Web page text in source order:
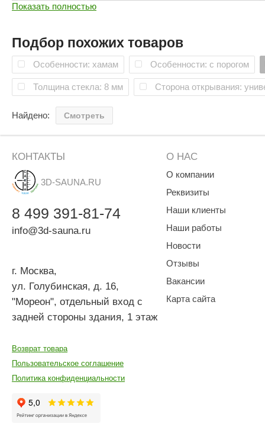
Доступная стоимость. Цена на стеклянные двери
При сильном нагреве с дверью ничего не случится, даже
Характеристики:
Показать полностью
Подбор похожих товаров
Особенности: хамам Особенности: с порогом
Толщина стекла: 8 мм Сторона открывания:
Найдено: Смотреть
О НАС
О компании
Реквизиты
Наши клиенты
Наши работы
Новости
Отзывы
Вакансии
Карта сайта
КОНТАКТЫ
3D-SAUNA.RU
8 499 391-81-74
info@3d-sauna.ru
г. Москва,
ул. Голубинская, д. 16,
"Мореон", отдельный вход с
задней стороны здания, 1 этаж
Возврат товара
Пользовательское соглашение
Политика конфиденциальности